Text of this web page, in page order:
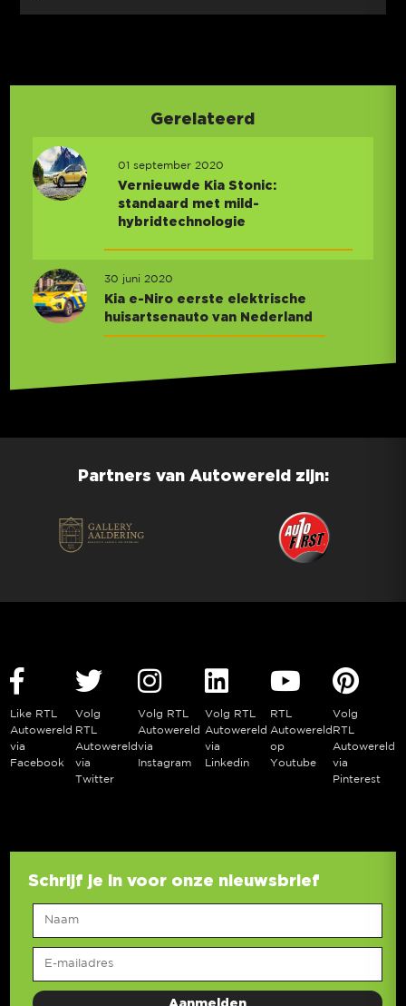
Gerelateerd
01 september 2020
Vernieuwde Kia Stonic:
standaard met mild-
hybridtechnologie
30 juni 2020
Kia e-Niro eerste elektrische
huisartsenauto van Nederland
Partners van Autowereld zijn:
Like RTL
Autowereld
via
Facebook
Volg
RTL
Autowereld
via
Twitter
Volg RTL
Autowereld
via
Instagram
Volg RTL
Autowereld
via
Linkedin
RTL
Autowereld
op
Youtube
Volg
RTL
Autowereld
via
Pinterest
Schrijf je in voor onze nieuwsbrief